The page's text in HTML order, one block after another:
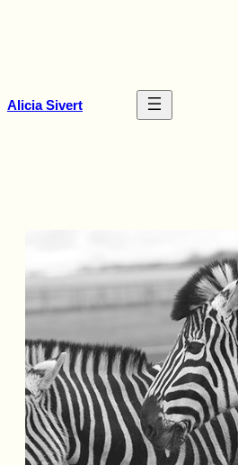
Alicia Sivert